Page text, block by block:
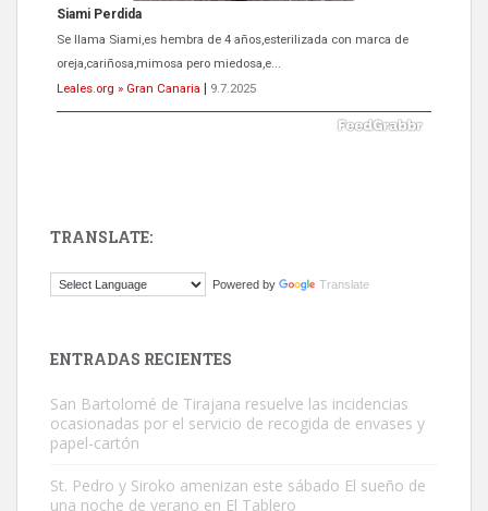
Siami Perdida
Se llama Siami,es hembra de 4 años,esterilizada con marca de
oreja,cariñosa,mimosa pero miedosa,e...
Leales.org » Gran Canaria
9.7.2025
El ayuntamiento se va a llevar a Los Gatos callejeros de la zona los
TRANSLATE:
Powered by Translate
ENTRADAS RECIENTES
San Bartolomé de Tirajana resuelve las incidencias
ocasionadas por el servicio de recogida de envases y
papel-cartón
St. Pedro y Siroko amenizan este sábado El sueño de
una noche de verano en El Tablero